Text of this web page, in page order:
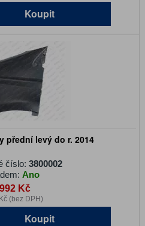
Koupit
přední levý do r. 2014
číslo: 3800002
Ano
Kč
(bez DPH)
Koupit